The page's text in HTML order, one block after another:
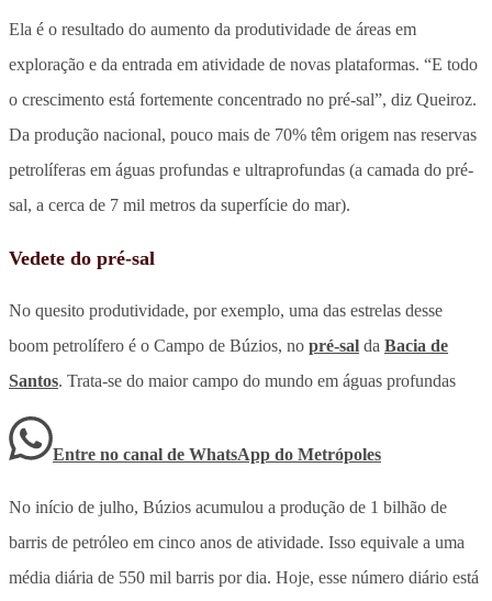
Ela é o resultado do aumento da produtividade de áreas em
exploração e da entrada em atividade de novas plataformas. “E todo
o crescimento está fortemente concentrado no pré-sal”, diz Queiroz.
Da produção nacional, pouco mais de 70% têm origem nas reservas
petrolíferas em águas profundas e ultraprofundas (a camada do pré-
sal, a cerca de 7 mil metros da superfície do mar).
Vedete do pré-sal
No quesito produtividade, por exemplo, uma das estrelas desse
boom petrolífero é o Campo de Búzios, no pré-sal da Bacia de
Santos. Trata-se do maior campo do mundo em águas profundas
Entre no canal de WhatsApp do Metrópoles
No início de julho, Búzios acumulou a produção de 1 bilhão de
barris de petróleo em cinco anos de atividade. Isso equivale a uma
média diária de 550 mil barris por dia. Hoje, esse número diário está